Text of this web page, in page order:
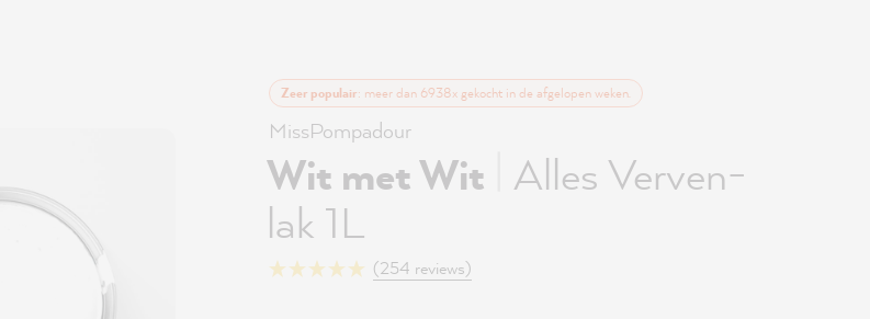
Zeer populair: meer dan 6938x gekocht in de afgelopen weken.
MissPompadour
Wit met Wit Alles Verven-
lak 1L
(254 reviews)